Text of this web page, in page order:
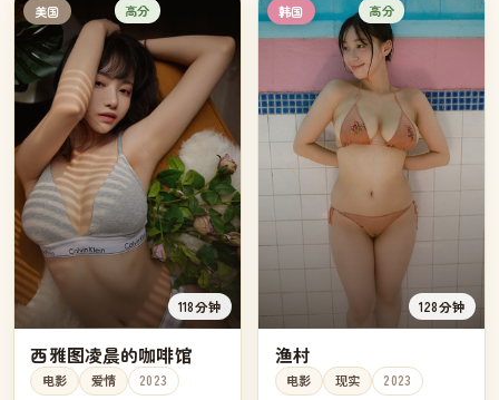
美国 高分
118分钟
西雅图凌晨的咖啡馆
电影 爱情 2023
韩国 高分
128分钟
渔村
电影 现实 2023